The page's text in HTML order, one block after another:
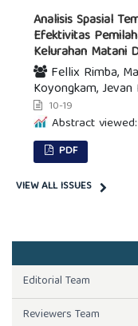
Analisis Spasial
Efektivitas
Kelurahan Matani
Fellix Rimba,
Koyongkam,
10-19
Abstract viewed:
PDF
VIEW ALL ISSUES
Editorial Team
Reviewers Team